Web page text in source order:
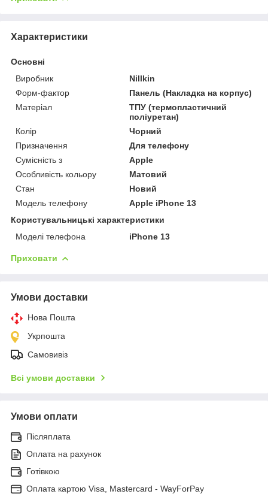
Характеристики
Основні
Виробник
Nillkin
Форм-фактор
Панель (Накладка на корпус)
Матеріал
ТПУ (термопластичний
поліуретан)
Колір
Чорний
Призначення
Для телефону
Сумісність з
Apple
Особливість кольору
Матовий
Стан
Новий
Модель телефону
Apple iPhone 13
Користувальницькі характеристики
Моделі телефона
iPhone 13
Приховати
Умови доставки
Нова Пошта
Укрпошта
Самовивіз
Всі умови доставки
Умови оплати
Післяплата
Оплата на рахунок
Готівкою
Оплата картою Visa, Mastercard - WayForPay